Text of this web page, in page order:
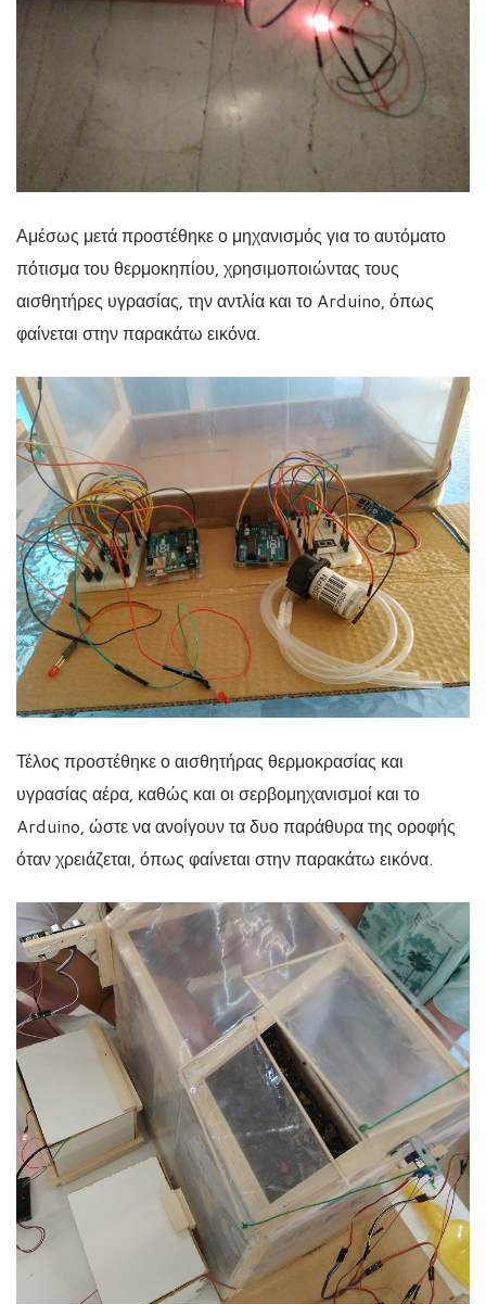
Αμέσως μετά προστέθηκε ο μηχανισμός για το αυτόματο
πότισμα του θερμοκηπίου, χρησιμοποιώντας τους
αισθητήρες υγρασίας, την αντλία και το Arduino, όπως
φαίνεται στην παρακάτω εικόνα.
Τέλος προστέθηκε ο αισθητήρας θερμοκρασίας και
υγρασίας αέρα, καθώς και οι σερβομηχανισμοί και το
Arduino, ώστε να ανοίγουν τα δυο παράθυρα της οροφής
όταν χρειάζεται, όπως φαίνεται στην παρακάτω εικόνα.